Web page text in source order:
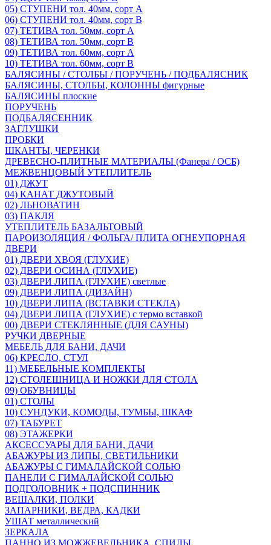
05) СТУПЕНИ тол. 40мм, сорт А
06) СТУПЕНИ тол. 40мм, сорт В
07) ТЕТИВА тол. 50мм, сорт А
08) ТЕТИВА тол. 50мм, сорт В
09) ТЕТИВА тол. 60мм, сорт А
10) ТЕТИВА тол. 60мм, сорт В
БАЛЯСИНЫ / СТОЛБЫ / ПОРУЧЕНЬ / ПОДБАЛЯСНИК
БАЛЯСИНЫ, СТОЛБЫ, КОЛОННЫ фигурные
БАЛЯСИНЫ плоские
ПОРУЧЕНЬ
ПОДБАЛЯСЕННИК
ЗАГЛУШКИ
ПРОБКИ
ШКАНТЫ, ЧЕРЕНКИ
ДРЕВЕСНО-ПЛИТНЫЕ МАТЕРИАЛЫ (Фанера / ОСБ)
МЕЖВЕНЦОВЫЙ УТЕПЛИТЕЛЬ
01) ДЖУТ
04) КАНАТ ДЖУТОВЫЙ
02) ЛЬНОВАТИН
03) ПАКЛЯ
УТЕПЛИТЕЛЬ БАЗАЛЬТОВЫЙ
ПАРОИЗОЛЯЦИЯ / ФОЛЬГА/ ПЛИТА ОГНЕУПОРНАЯ
ДВЕРИ
01) ДВЕРИ ХВОЯ (ГЛУХИЕ)
02) ДВЕРИ ОСИНА (ГЛУХИЕ)
03) ДВЕРИ ЛИПА (ГЛУХИЕ) светлые
09) ДВЕРИ ЛИПА (ДИЗАЙН)
10) ДВЕРИ ЛИПА (ВСТАВКИ СТЕКЛА)
04) ДВЕРИ ЛИПА (ГЛУХИЕ) с термо вставкой
00) ДВЕРИ СТЕКЛЯННЫЕ (ДЛЯ САУНЫ)
РУЧКИ ДВЕРНЫЕ
МЕБЕЛЬ ДЛЯ БАНИ, ДАЧИ
06) КРЕСЛО, СТУЛ
11) МЕБЕЛЬНЫЕ КОМПЛЕКТЫ
12) СТОЛЕШНИЦА И НОЖКИ ДЛЯ СТОЛА
09) ОБУВНИЦЫ
01) СТОЛЫ
10) СУНДУКИ, КОМОДЫ, ТУМБЫ, ШКАФ
07) ТАБУРЕТ
08) ЭТАЖЕРКИ
АКСЕССУАРЫ ДЛЯ БАНИ, ДАЧИ
АБАЖУРЫ ИЗ ЛИПЫ, СВЕТИЛЬНИКИ
АБАЖУРЫ С ГИМАЛАЙСКОЙ СОЛЬЮ
ПАНЕЛИ С ГИМАЛАЙСКОЙ СОЛЬЮ
ПОДГОЛОВНИК + ПОДСПИННИК
ВЕШАЛКИ, ПОЛКИ
ЗАПАРНИКИ, ВЕДРА, КАДКИ
УШАТ металлический
ЗЕРКАЛА
ПАННО ИЗ МОЖЖЕВЕЛЬНИКА, СПИЛЫ